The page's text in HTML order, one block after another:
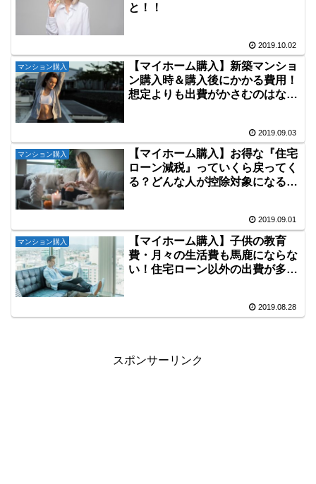
と！！
2019.10.02
マンション購入
【マイホーム購入】新築マンショ
ン購入時＆購入後にかかる費用！
想定よりも出費がかさむのはな
2019.09.03
マンション購入
【マイホーム購入】お得な『住宅
ローン減税』っていくら戻ってく
る？どんな人が控除対象になる
2019.09.01
マンション購入
【マイホーム購入】子供の教育
費・月々の生活費も馬鹿にならな
い！住宅ローン以外の出費が多い
2019.08.28
スポンサーリンク